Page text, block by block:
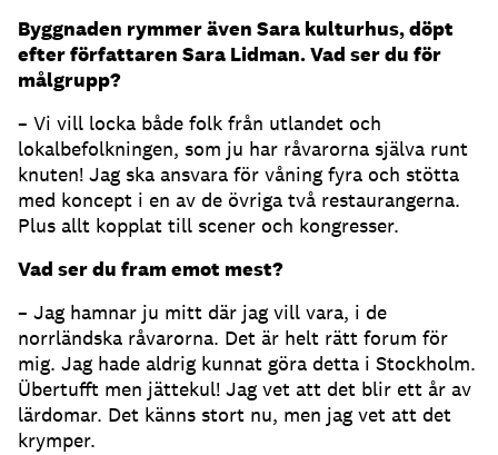
Byggnaden rymmer även Sara kulturhus, döpt
efter författaren Sara Lidman. Vad ser du för
målgrupp?
– Vi vill locka både folk från utlandet och
lokalbefolkningen, som ju har råvarorna själva runt
knuten! Jag ska ansvara för våning fyra och stötta
med koncept i en av de övriga två restaurangerna.
Plus allt kopplat till scener och kongresser.
Vad ser du fram emot mest?
– Jag hamnar ju mitt där jag vill vara, i de
norrländska råvarorna. Det är helt rätt forum för
mig. Jag hade aldrig kunnat göra detta i Stockholm.
Übertufft men jättekul! Jag vet att det blir ett år av
lärdomar. Det känns stort nu, men jag vet att det
krymper.